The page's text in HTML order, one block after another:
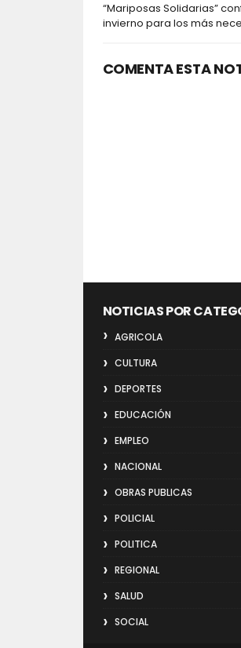
“Mariposas Solidarias”
invierno para los más
COMENTA ESTA
NOTICIAS POR
AGRICOLA
CULTURA
DEPORTES
EDUCACIÓN
EMPLEO
NACIONAL
OBRAS PUBLICAS
POLICIAL
POLITICA
REGIONAL
SALUD
SOCIAL